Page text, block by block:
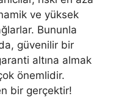
ve yüksek
Bununla
güvenilir bir
altına almak
önemlidir.
bir gerçektir!